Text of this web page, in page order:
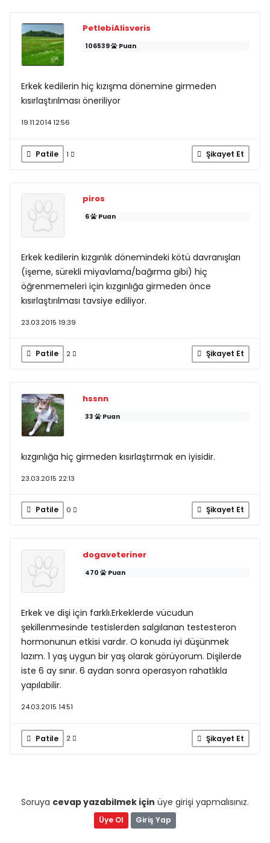
PetlebiAlisveris
106539 Puan
Erkek kedilerin hiç kızışma dönemine girmeden
kısırlaştırılması öneriliyor
19.11.2014 12:56
Patile 1 Şikayet Et
piros
6 Puan
Erkek kedilerin kızgınlık dönemindeki kötü davranışları
(işeme, sürekli miyavlama/bağırma gibi) hiç
öğrenmemeleri için kızgınlığa girmeden önce
kısırlaştırılması tavsiye ediliyor.
23.03.2015 19:39
Patile 2 Şikayet Et
hssnn
33 Puan
kızgınlığa hiç girmeden kısırlaştırmak en iyisidir.
23.03.2015 22:13
Patile 0 Şikayet Et
dogaveteriner
470 Puan
Erkek ve dişi için farklı.Erkeklerde vücudun
şekillenmesinde testislerden salgılanan testesteron
hormonunun etkisi vardır. O konuda iyi düşünmek
lazım. 1 yaş uygun bir yaş olarak görüyorum. Dişilerde
iste 6 ay sınır. 6 aydan sonra operasyon rahatlıkla
yapılabilir.
24.03.2015 14:51
Patile 2 Şikayet Et
Soruya cevap yazabilmek için üye girişi yapmalısınız.
Üye Ol Giriş Yap